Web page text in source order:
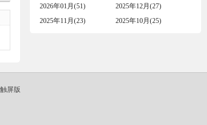
2026年01月(51)
2025年12月(27)
2025年11月(23)
2025年10月(25)
触屏版